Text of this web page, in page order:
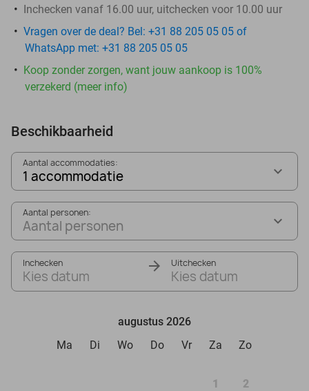
Inchecken vanaf 16.00 uur, uitchecken voor 10.00 uur
Vragen over de deal? Bel: +31 88 205 05 05 of
WhatsApp met: +31 88 205 05 05
Koop zonder zorgen, want jouw aankoop is 100%
verzekerd (meer info)
Beschikbaarheid
Aantal accommodaties:
1 accommodatie
Aantal personen:
Aantal personen
Inchecken
Kies datum
Uitchecken
Kies datum
augustus 2026
Ma
Di Wo Do Vr Za Zo
1 2